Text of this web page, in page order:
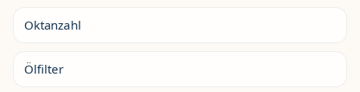
Oktanzahl
Ölfilter